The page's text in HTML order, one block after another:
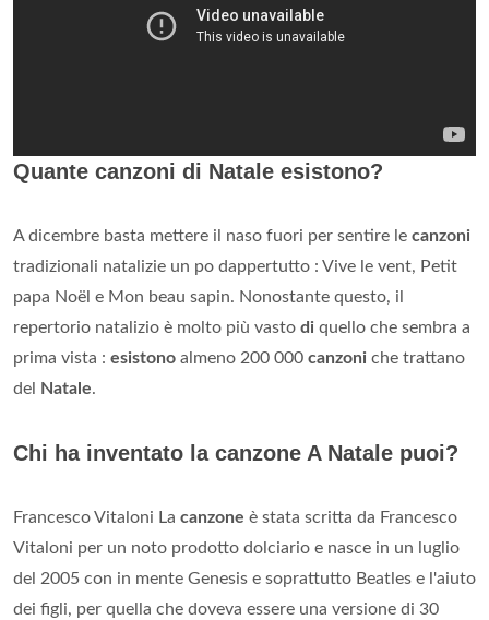
Quante canzoni di Natale esistono?
A dicembre basta mettere il naso fuori per sentire le canzoni
tradizionali natalizie un po dappertutto : Vive le vent, Petit
papa Noël e Mon beau sapin. Nonostante questo, il
repertorio natalizio è molto più vasto di quello che sembra a
prima vista : esistono almeno 200 000 canzoni che trattano
del
Natale.
Chi ha inventato la canzone A Natale puoi?
Francesco Vitaloni La canzone è stata scritta da Francesco
Vitaloni per un noto prodotto dolciario e nasce in un luglio
del 2005 con in mente Genesis e soprattutto Beatles e l'aiuto
dei figli, per quella che doveva essere una versione di 30